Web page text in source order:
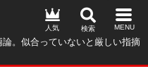
。似合っていないと厳しい指摘
人気